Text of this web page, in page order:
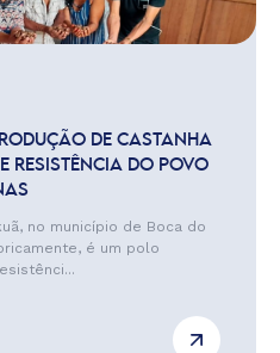
DE CASTANHA
RESISTÊNCIA DO POVO
no município de Boca do
é um polo